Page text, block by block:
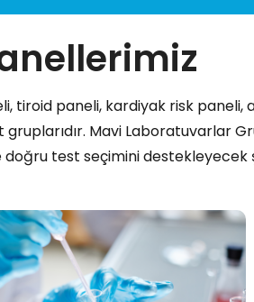
tiroid paneli, kardiyak risk
Mavi Laboratuvarlar
test seçimini destekleyecek